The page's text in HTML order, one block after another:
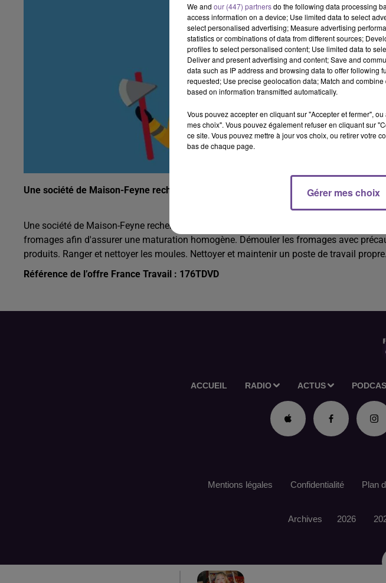
Une société de Maison-Feyne recherche un ouvrier agroalimentaire (H/F).
Une société de Maison-Feyne recherche un ouvrier agroalimentaire (H/F). Vos missions
fromages afin d'assurer une maturation homogène. Démouler les fromages avec
produits. Ranger et nettoyer les moules. Nettoyer et maintenir un poste de travail propre.
Référence de l’offre France Travail : 176TDVD
ACCUEIL RADIO ACTUS
Mentions légales Confidentialité Plan
Archives 2026
We and our (447) partnersdo the following data processing
access information on a device; Use limited data to select
select personalised advertising; Measure advertising
statistics or combinations of data from different sources;
profiles to select personalised content; Use limited data to
Deliver and present advertising and content; Save and
data such as IP address and browsing data to offer following
requested; Use precise geolocation data; Match and
based on information transmitted automatically.
Vous pouvez accepter en cliquant sur "Accepter et fermer",
mes choix". Vous pouvez également refuser en cliquant sur
ce site. Vous pouvez mettre à jour vos choix, ou retirer votre
bas de chaque page.
Gérer mes choix